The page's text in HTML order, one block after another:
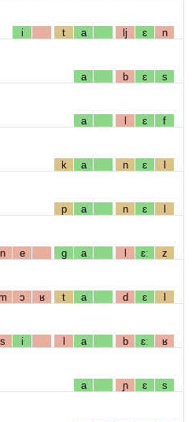
i t a lj ɛ n
a b ɛ s
a l ɛ f
k a n ɛ l
p a n ɛ l
n e g a l ɛː z
ɔ ʁ t a d ɛ l
s i l a b ɛː ʁ
a ɲ ɛ s